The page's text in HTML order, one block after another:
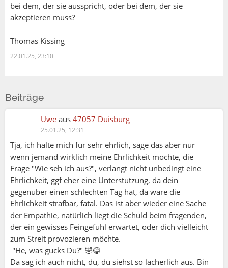
bei dem, der sie ausspricht, oder bei dem, der sie
akzeptieren muss?
Thomas Kissing
22.01.25, 23:10
Beiträge
Uwe aus 47057 Duisburg
25.01.25, 12:31
Tja, ich halte mich für sehr ehrlich, sage das aber nur
wenn jemand wirklich meine Ehrlichkeit möchte, die
Frage "Wie seh ich aus?", verlangt nicht unbedingt eine
Ehrlichkeit, ggf eher eine Unterstützung, da dein
gegenüber einen schlechten Tag hat, da wäre die
Ehrlichkeit strafbar, fatal. Das ist aber wieder eine Sache
der Empathie, natürlich liegt die Schuld beim fragenden,
der ein gewisses Feingefühl erwartet, oder dich vielleicht
zum Streit provozieren möchte.
"He, was gucks Du?" 🤣😂
Da sag ich auch nicht, du, du siehst so lächerlich aus. Bin